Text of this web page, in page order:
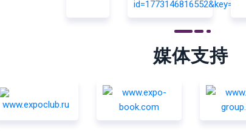
媒体支持